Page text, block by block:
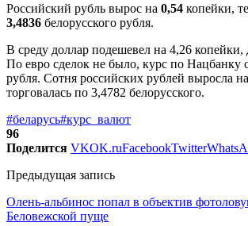
Российский рубль вырос на 0,54 копейки,
3,4836 белорусского рубля.
В среду доллар подешевел на 4,26 копейки,
По евро сделок не было, курс по Нацбанку
рубля. Сотня российских рублей выросла
торговалась по 3,4782 белорусского.
#беларусь#курс_валют
96
Поделится VKOK.ruFacebookTwitter
Предыдущая запись
Олень-альбинос попал в объектив
Беловежской пуще